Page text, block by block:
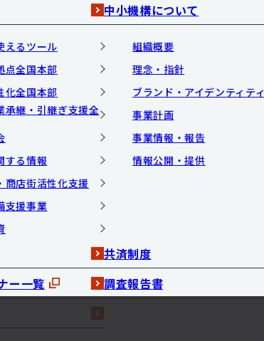
えるツール
点全国本部
化全国本部
承継・引継ぎ支援全
する情報
商店街活性化支援
支援事業
中小機構について
組織概要
理念・指針
ブランド・アイデンティティ
事業計画
事業情報・報告
情報公開・提供
共済制度
ー一覧
調査報告書